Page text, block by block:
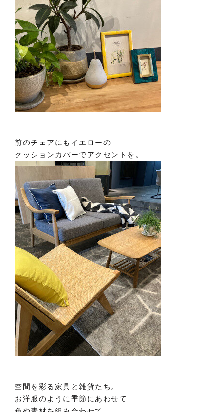
前のチェアにもイエローの
クッションカバーでアクセントを。
空間を彩る家具と雑貨たち。
お洋服のように季節にあわせて